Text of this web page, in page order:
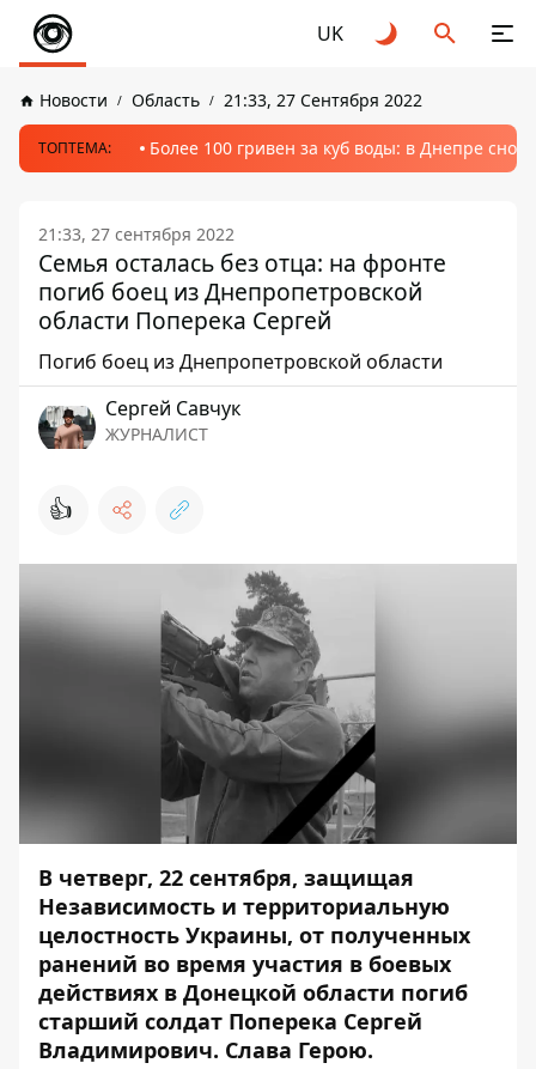
UK
Новости Область 21:33, 27 Сентября 2022
ТОПТЕМА: Более 100 гривен за куб воды: в Днепре
21:33, 27 сентября 2022
Семья осталась без отца: на фронте
погиб боец из Днепропетровской
области Поперека Сергей
Погиб боец из Днепропетровской области
Сергей Савчук
ЖУРНАЛИСТ
👍
В четверг, 22 сентября, защищая
Независимость и территориальную
целостность Украины, от полученных
ранений во время участия в боевых
действиях в Донецкой области погиб
старший солдат Поперека Сергей
Владимирович. Слава Герою.